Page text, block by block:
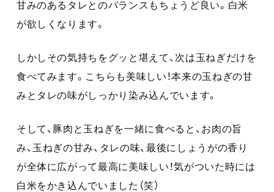
甘みのあるタレとのバランスもちょうど良い。白米
が欲しくなります。
しかしその気持ちをグッと堪えて、次は玉ねぎだけを
食べてみます。こちらも美味しい！本来の玉ねぎの甘
みとタレの味がしっかり染み込んでいます。
そして、豚肉と玉ねぎを一緒に食べると、お肉の旨
み、玉ねぎの甘み、タレの味、最後にしょうがの香り
が全体に広がって最高に美味しい！気がついた時には
白米をかき込んでいました（笑）